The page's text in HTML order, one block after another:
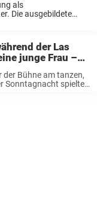
als
Die ausgebildete
der Las
junge Frau –
der Bühne am tanzen,
Sonntagnacht spielte.